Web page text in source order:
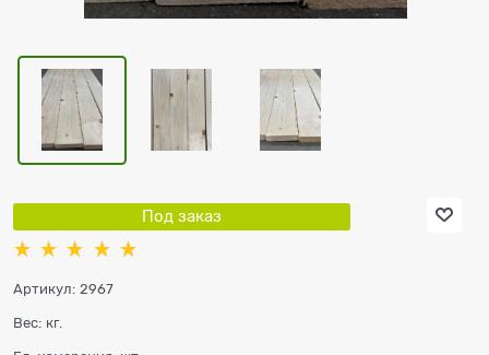
Под заказ
Артикул: 2967
Вес: кг.